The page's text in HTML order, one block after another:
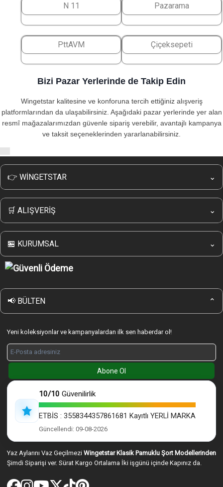
N 11 Pazarama
PttAVM Çiçeksepeti
Bizi Pazar Yerlerinde de Takip Edin
Wingetstar kalitesine ve konforuna tercih ettiğiniz alışveriş
platformlarından da ulaşabilirsiniz. Aşağıdaki pazar yerlerinde yer alan
resmî mağazalarımızdan güvenle sipariş verebilir, avantajlı kampanya
ve taksit seçeneklerinden yararlanabilirsiniz.
👉 WİNGETSTAR ⌄
İletişim
Sıkça Sorulan Sorular
Banka Bilgilerimiz
🛒 ALIŞVERİŞ ⌄
İade & Değişim
Sipariş Nasıl Verilir
🏪 KURUMSAL ⌄
Wingetstar Güvenli Online Alışveriş
KVK Gizlilik ve Güvenlik Politikası
Çerez Politikası
Wingetstar Mesafeli Satış Sözleşmesi
İptal & iade Koşulları
📢 BÜLTEN ⌄
Yeni koleksiyonlar ve kampanyalardan ilk sen haberdar ol!
Abone Ol
10/10 Güvenilirlik
ETBİS : 3558344357861681 Kayıtlı YERLİ MARKA
Güncellendi: 09-08-2026
Yaz Aylarını Vaz Geçilmezi Wingetstar Klasik Pamuklu Şort Modellerinden
Şimdi Siparişi ver. Sürat Kargo Ortalama İki işgünü içinde Kapınız da.